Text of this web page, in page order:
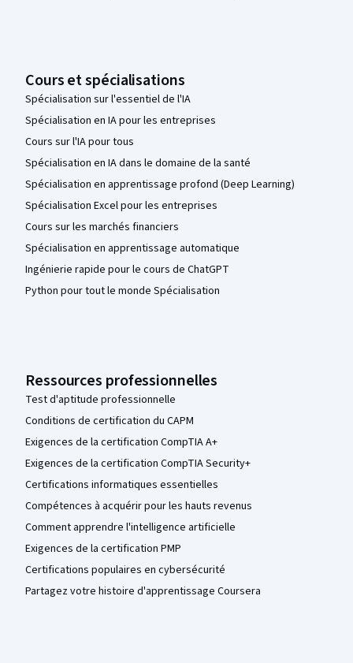
Cours et spécialisations
Spécialisation sur l'essentiel de l'IA
Spécialisation en IA pour les entreprises
Cours sur l'IA pour tous
Spécialisation en IA dans le domaine de la santé
Spécialisation en apprentissage profond (Deep Learning)
Spécialisation Excel pour les entreprises
Cours sur les marchés financiers
Spécialisation en apprentissage automatique
Ingénierie rapide pour le cours de ChatGPT
Python pour tout le monde Spécialisation
Ressources professionnelles
Test d'aptitude professionnelle
Conditions de certification du CAPM
Exigences de la certification CompTIA A+
Exigences de la certification CompTIA Security+
Certifications informatiques essentielles
Compétences à acquérir pour les hauts revenus
Comment apprendre l'intelligence artificielle
Exigences de la certification PMP
Certifications populaires en cybersécurité
Partagez votre histoire d'apprentissage Coursera